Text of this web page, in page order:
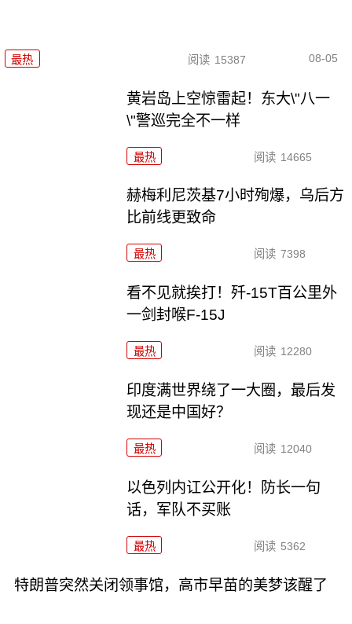
最热 阅读 15387 08-05
黄岩岛上空惊雷起！东大\"八一
\"警巡完全不一样
最热 阅读 14665
赫梅利尼茨基7小时殉爆，乌后方
比前线更致命
最热 阅读 7398
看不见就挨打！歼-15T百公里外
一剑封喉F-15J
最热 阅读 12280
印度满世界绕了一大圈，最后发
现还是中国好？
最热 阅读 12040
以色列内讧公开化！防长一句
话，军队不买账
最热 阅读 5362
特朗普突然关闭领事馆，高市早苗的美梦该醒了